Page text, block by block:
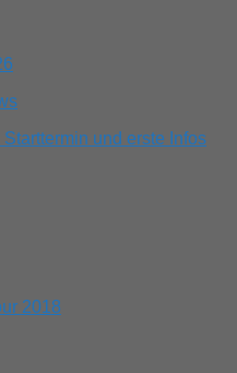
und erste Infos
2018